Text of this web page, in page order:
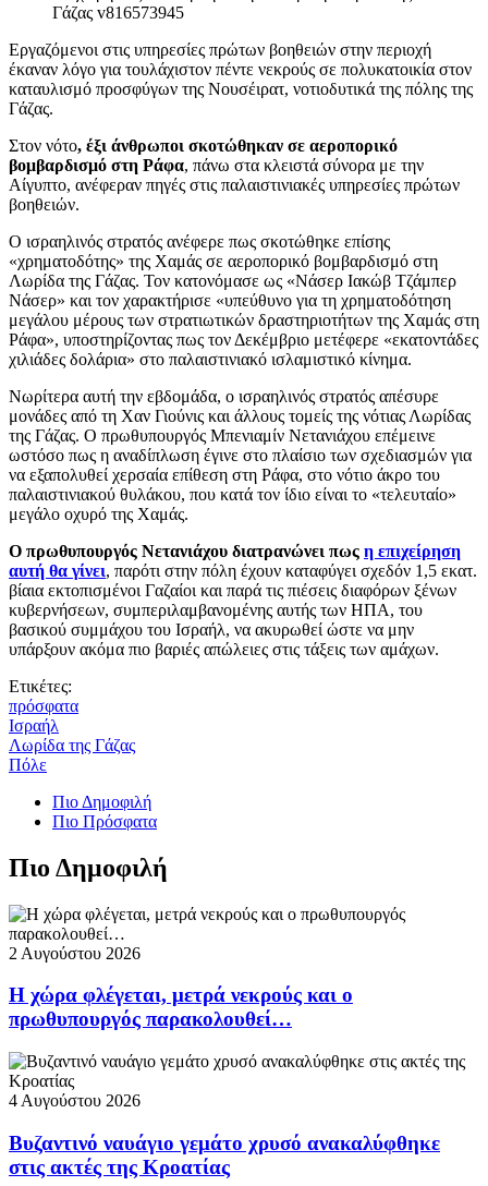
Εργαζόμενοι στις υπηρεσίες πρώτων βοηθειών στην περιοχή
έκαναν λόγο για τουλάχιστον πέντε νεκρούς σε πολυκατοικία στον
καταυλισμό προσφύγων της Νουσέιρατ, νοτιοδυτικά της πόλης της
Γάζας.
Στον νότο, έξι άνθρωποι σκοτώθηκαν σε αεροπορικό
βομβαρδισμό στη Ράφα, πάνω στα κλειστά σύνορα με την
Αίγυπτο, ανέφεραν πηγές στις παλαιστινιακές υπηρεσίες πρώτων
βοηθειών.
Ο ισραηλινός στρατός ανέφερε πως σκοτώθηκε επίσης
«χρηματοδότης» της Χαμάς σε αεροπορικό βομβαρδισμό στη
Λωρίδα της Γάζας. Τον κατονόμασε ως «Νάσερ Ιακώβ Τζάμπερ
Νάσερ» και τον χαρακτήρισε «υπεύθυνο για τη χρηματοδότηση
μεγάλου μέρους των στρατιωτικών δραστηριοτήτων της Χαμάς στη
Ράφα», υποστηρίζοντας πως τον Δεκέμβριο μετέφερε «εκατοντάδες
χιλιάδες δολάρια» στο παλαιστινιακό ισλαμιστικό κίνημα.
Νωρίτερα αυτή την εβδομάδα, ο ισραηλινός στρατός απέσυρε
μονάδες από τη Χαν Γιούνις και άλλους τομείς της νότιας Λωρίδας
της Γάζας. Ο πρωθυπουργός Μπενιαμίν Νετανιάχου επέμεινε
ωστόσο πως η αναδίπλωση έγινε στο πλαίσιο των σχεδιασμών για
να εξαπολυθεί χερσαία επίθεση στη Ράφα, στο νότιο άκρο του
παλαιστινιακού θυλάκου, που κατά τον ίδιο είναι το «τελευταίο»
μεγάλο οχυρό της Χαμάς.
Ο πρωθυπουργός Νετανιάχου διατρανώνει πως η επιχείρηση
αυτή θα γίνει, παρότι στην πόλη έχουν καταφύγει σχεδόν 1,5 εκατ.
βίαια εκτοπισμένοι Γαζαίοι και παρά τις πιέσεις διαφόρων ξένων
κυβερνήσεων, συμπεριλαμβανομένης αυτής των ΗΠΑ, του
βασικού συμμάχου του Ισραήλ, να ακυρωθεί ώστε να μην
υπάρξουν ακόμα πιο βαριές απώλειες στις τάξεις των αμάχων.
Ετικέτες:
πρόσφατα
Ισραήλ
Λωρίδα της Γάζας
Πόλε
Πιο Δημοφιλή
Πιο Πρόσφατα
Πιο Δημοφιλή
2 Αυγούστου 2026
Η χώρα φλέγεται, μετρά νεκρούς και ο
πρωθυπουργός παρακολουθεί…
4 Αυγούστου 2026
Βυζαντινό ναυάγιο γεμάτο χρυσό ανακαλύφθηκε
στις ακτές της Κροατίας